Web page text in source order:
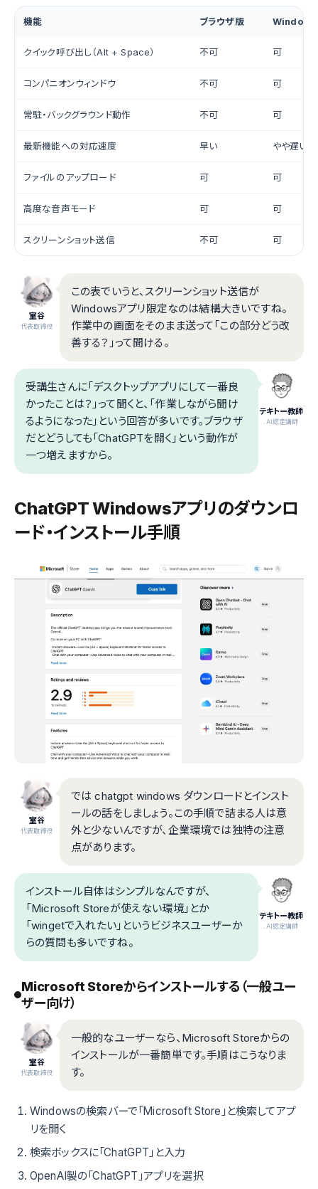
機能 ブラウザ版 Windows
クイック呼び出し（Alt + Space） 不可 可
コンパニオンウィンドウ 不可 可
常駐・バックグラウンド動作 不可 可
最新機能への対応速度 早い やや遅い
ファイルのアップロード 可 可
高度な音声モード 可 可
スクリーンショット送信 不可 可
室谷
代表取締役
この表でいうと、スクリーンショット送信が
Windowsアプリ限定なのは結構大きいですね。
作業中の画面をそのまま送って「この部分どう改
善する？」って聞ける。
テキトー教師
.AI認定講師
受講生さんに「デスクトップアプリにして一番良
かったことは？」って聞くと、「作業しながら聞け
るようになった」という回答が多いです。ブラウザ
だとどうしても「ChatGPTを開く」という動作が
一つ増えますから。
ChatGPT Windowsアプリのダウンロ
ード・インストール手順
室谷
代表取締役
では chatgpt windows ダウンロードとインスト
ールの話をしましょう。この手順で詰まる人は意
外と少ないんですが、企業環境では独特の注意
点があります。
テキトー教師
.AI認定講師
インストール自体はシンプルなんですが、
「Microsoft Storeが使えない環境」とか
「wingetで入れたい」というビジネスユーザーか
らの質問も多いですね。
Microsoft Storeからインストールする（一般ユー
ザー向け）
室谷
代表取締役
一般的なユーザーなら、Microsoft Storeからの
インストールが一番簡単です。手順はこうなりま
す。
Windowsの検索バーで「Microsoft Store」と検索してアプ
リを開く
検索ボックスに「ChatGPT」と入力
OpenAI製の「ChatGPT」アプリを選択